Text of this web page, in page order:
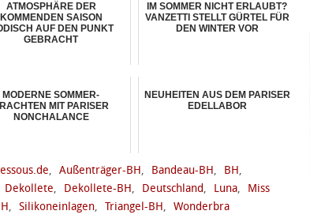
ATMOSPHÄRE DER
KOMMENDEN SAISON
AUF DEN PUNKT
GEBRACHT
IM SOMMER NICHT ERLAUBT?
VANZETTI STELLT GÜRTEL FÜR
DEN WINTER VOR
MODERNE SOMMER-
MIT PARISER
NONCHALANCE
NEUHEITEN AUS DEM PARISER
EDELLABOR
, Außenträger-BH, Bandeau-BH, BH,
Dekollete, Dekollete-BH, Deutschland, Luna,
Miss
, Silikoneinlagen, Triangel-BH, Wonderbra